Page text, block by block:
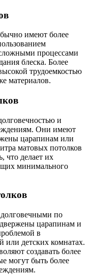
имеют более
процессами
блеска. Более
трудоемкостью
материалов.
и
Они имеют
царапинам или
матовых потолков
что делает их
минимального
по
царапинам и
в
детских комнатах.
создавать более
могут быть более